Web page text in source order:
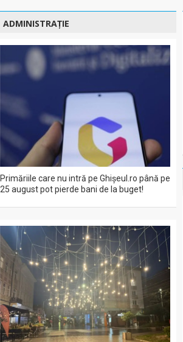
ADMINISTRAȚIE
Primăriile care nu intră pe Ghişeul.ro până pe
25 august pot pierde bani de la buget!